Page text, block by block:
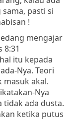
pasti si
!
mengajar
8:31
itu kepada
Nya. Teori
masuk akal.
Nya
tidak ada dusta.
ketika putus